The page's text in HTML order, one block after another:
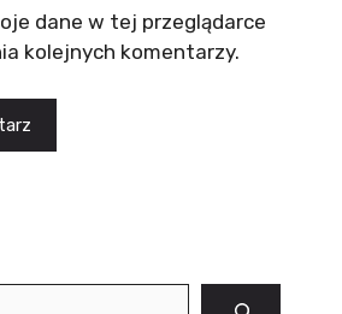
dane w tej przeglądarce
kolejnych komentarzy.